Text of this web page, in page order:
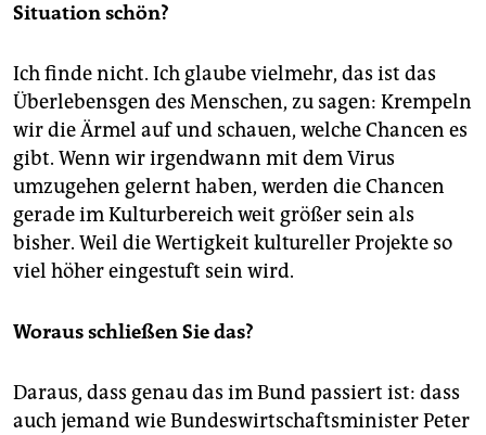
Situation schön?
Ich finde nicht. Ich glaube vielmehr, das ist das
Überlebensgen des Menschen, zu sagen: Krempeln
wir die Ärmel auf und schauen, welche Chancen es
gibt. Wenn wir irgendwann mit dem Virus
umzugehen gelernt haben, werden die Chancen
gerade im Kulturbereich weit größer sein als
bisher. Weil die Wertigkeit kultureller Projekte so
viel höher eingestuft sein wird.
Woraus schließen Sie das?
Daraus, dass genau das im Bund passiert ist: dass
auch jemand wie Bundeswirtschaftsminister Peter